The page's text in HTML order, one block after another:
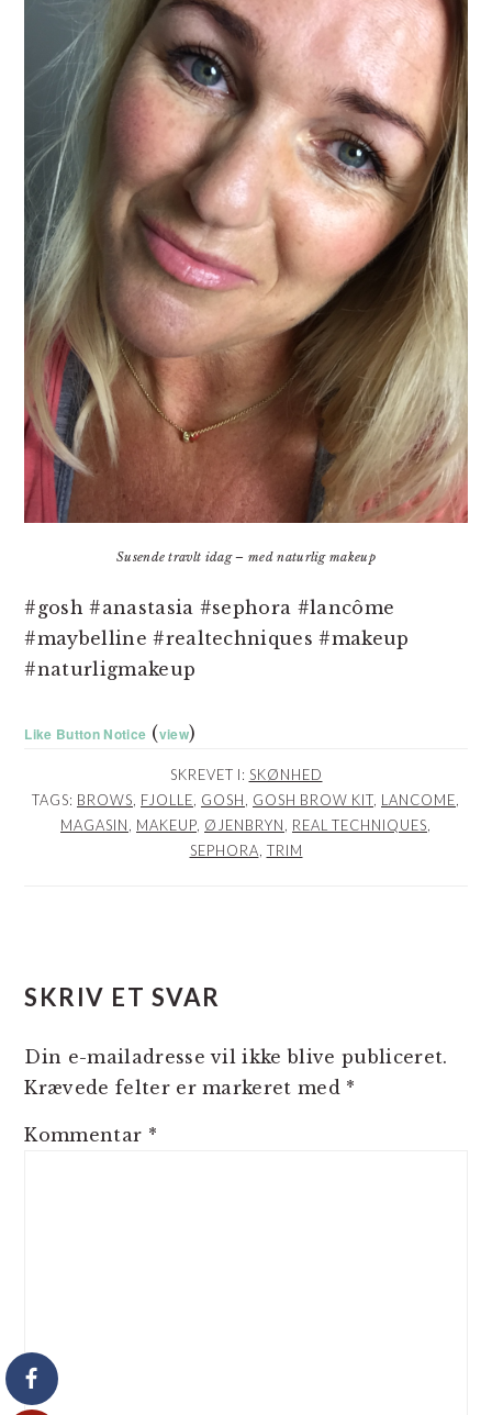
Susende travlt idag – med naturlig makeup
#gosh #anastasia #sephora #lancôme
#maybelline #realtechniques #makeup
#naturligmakeup
Like Button Notice (view)
SKREVET I: SKØNHED
TAGS: BROWS FJOLLE GOSH GOSH BROW KIT LANCOME
MAGASIN
MAKEUP ØJENBRYN REAL TECHNIQUES
SEPHORA TRIM
SKRIV ET SVAR
Din e-mailadresse vil ikke blive publiceret.
Krævede felter er markeret med *
Kommentar *